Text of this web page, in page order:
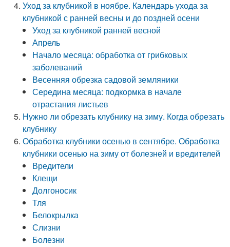
Уход за клубникой в ноябре. Календарь ухода за
клубникой с ранней весны и до поздней осени
Уход за клубникой ранней весной
Апрель
Начало месяца: обработка от грибковых
заболеваний
Весенняя обрезка садовой земляники
Середина месяца: подкормка в начале
отрастания листьев
Нужно ли обрезать клубнику на зиму. Когда обрезать
клубнику
Обработка клубники осенью в сентябре. Обработка
клубники осенью на зиму от болезней и вредителей
Вредители
Клещи
Долгоносик
Тля
Белокрылка
Слизни
Болезни